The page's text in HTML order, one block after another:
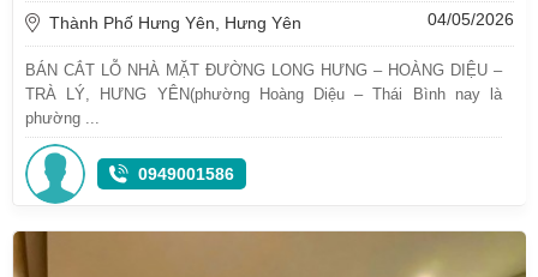
Thành Phố Hưng Yên, Hưng Yên 04/05/2026
BÁN CẮT LỖ NHÀ MẶT ĐƯỜNG LONG HƯNG – HOÀNG DIỆU –
TRÀ LÝ, HƯNG YÊN(phường Hoàng Diệu – Thái Bình nay là
phường ...
0949001586